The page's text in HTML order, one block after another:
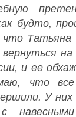
будто,
что Татьяна
вернуться
и ее
что все
У